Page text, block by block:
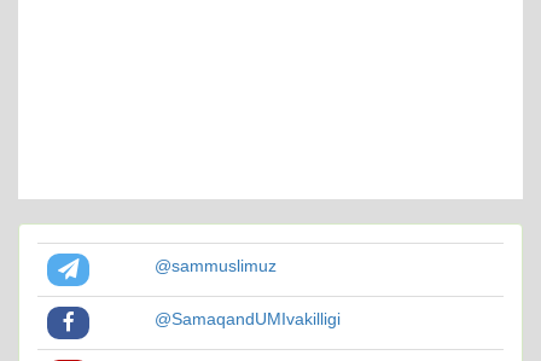
@sammuslimuz
@SamaqandUMIvakilligi